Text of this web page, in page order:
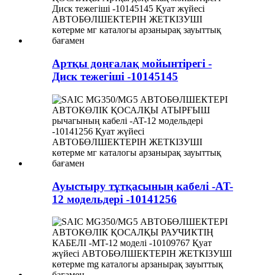
Артқы доңғалақ мойынтірегі -
Диск тежегіші -10145145
Ауыстыру тұтқасының кабелі -AT-
12 модельдері -10141256